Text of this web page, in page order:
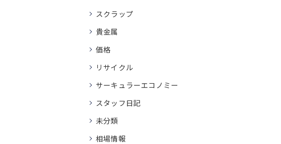
スクラップ
貴金属
価格
リサイクル
サーキュラーエコノミー
スタッフ日記
未分類
相場情報